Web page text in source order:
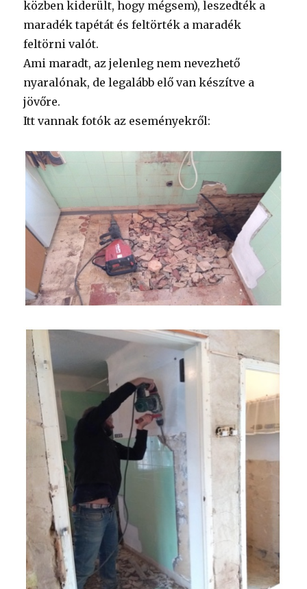
közben kiderült, hogy mégsem), leszedték a
maradék tapétát és feltörték a maradék
feltörni valót.
Ami maradt, az jelenleg nem nevezhető
nyaralónak, de legalább elő van készítve a
jövőre.
Itt vannak fotók az eseményekről: